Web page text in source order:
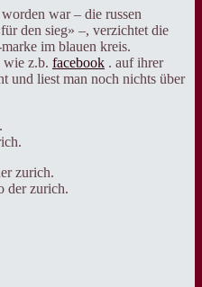
war – die russen
den sieg» –, verzichtet die
im blauen kreis.
wie z.b. facebook . auf ihrer
und liest man noch nichts über
der zurich.